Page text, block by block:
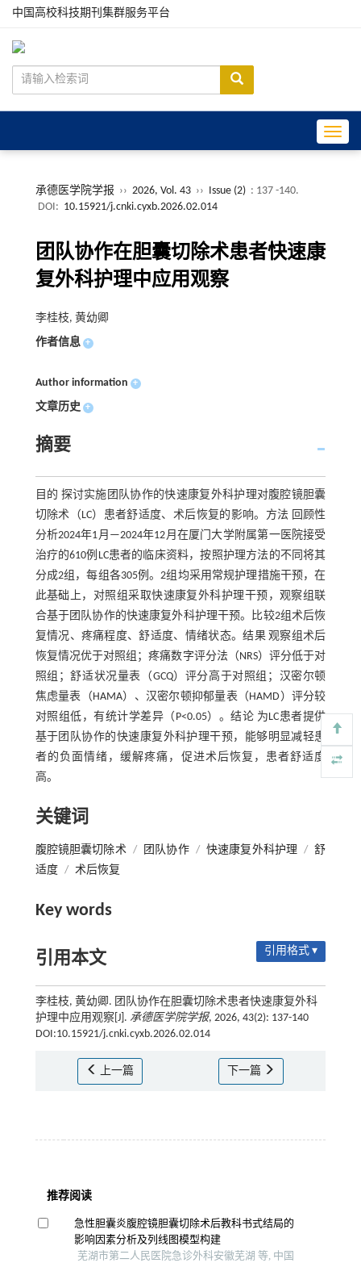
中国高校科技期刊集群服务平台
承德医学院学报 ›› 2026, Vol. 43 ›› Issue (2) : 137 -140.
DOI: 10.15921/j.cnki.cyxb.2026.02.014
团队协作在胆囊切除术患者快速康
复外科护理中应用观察
李桂枝, 黄幼卿
作者信息 +
Author information +
文章历史 +
摘要
目的 探讨实施团队协作的快速康复外科护理对腹腔镜胆囊
切除术（LC）患者舒适度、术后恢复的影响。方法 回顾性
分析2024年1月—2024年12月在厦门大学附属第一医院接受
治疗的610例LC患者的临床资料，按照护理方法的不同将其
分成2组，每组各305例。2组均采用常规护理措施干预，在
此基础上，对照组采取快速康复外科护理干预，观察组联
合基于团队协作的快速康复外科护理干预。比较2组术后恢
复情况、疼痛程度、舒适度、情绪状态。结果 观察组术后
恢复情况优于对照组；疼痛数字评分法（NRS）评分低于对
照组；舒适状况量表（GCQ）评分高于对照组；汉密尔顿
焦虑量表（HAMA）、汉密尔顿抑郁量表（HAMD）评分较
对照组低，有统计学差异（P<0.05）。结论 为LC患者提供
基于团队协作的快速康复外科护理干预，能够明显减轻患
者的负面情绪，缓解疼痛，促进术后恢复，患者舒适度
高。
关键词
腹腔镜胆囊切除术 / 团队协作 / 快速康复外科护理 / 舒
适度 / 术后恢复
Key words
引用本文 引用格式 ▾
李桂枝, 黄幼卿. 团队协作在胆囊切除术患者快速康复外科
护理中应用观察[J]. 承德医学院学报, 2026, 43(2): 137-140
DOI:10.15921/j.cnki.cyxb.2026.02.014
上一篇 下一篇